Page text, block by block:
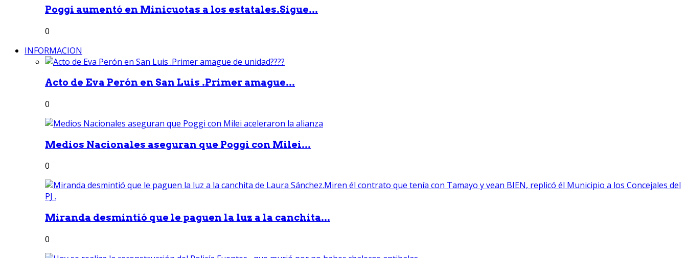
Poggi aumentó en Minicuotas a los estatales.Sigue...
0
INFORMACION
Acto de Eva Perón en San Luis .Primer amague...
0
Medios Nacionales aseguran que Poggi con Milei...
0
Miranda desmintió que le paguen la luz a la canchita...
0